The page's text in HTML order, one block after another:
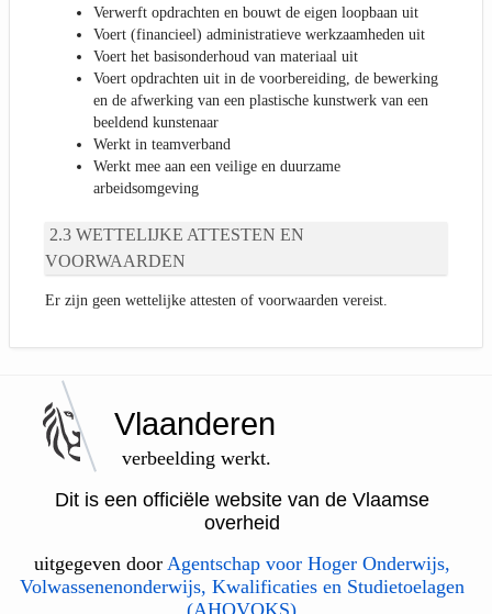
Verwerft opdrachten en bouwt de eigen loopbaan uit
Voert (financieel) administratieve werkzaamheden uit
Voert het basisonderhoud van materiaal uit
Voert opdrachten uit in de voorbereiding, de bewerking
en de afwerking van een plastische kunstwerk van een
beeldend kunstenaar
Werkt in teamverband
Werkt mee aan een veilige en duurzame
arbeidsomgeving
WETTELIJKE ATTESTEN EN
VOORWAARDEN
Er zijn geen wettelijke attesten of voorwaarden vereist.
Vlaanderen
verbeelding werkt.
Dit is een officiële website van de Vlaamse
overheid
uitgegeven door Agentschap voor Hoger Onderwijs,
Volwassenenonderwijs, Kwalificaties en Studietoelagen
(AHOVOKS)